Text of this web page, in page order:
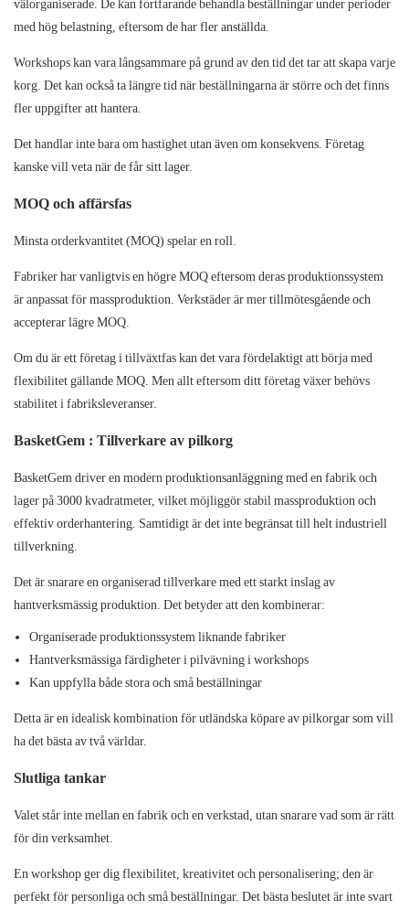
välorganiserade. De kan fortfarande behandla beställningar under perioder
med hög belastning, eftersom de har fler anställda.
Workshopskan vara långsammare på grund av den tid det tar att skapa varje
korg. Det kan också ta längre tid när beställningarna är större och det finns
fler uppgifter att hantera.
Det handlar inte bara om hastighet utan även om konsekvens. Företag
kanske vill veta när de får sitt lager.
MOQ och affärsfas
Minsta orderkvantitet (MOQ) spelar en roll.
Fabrikerhar vanligtvis en högre MOQ eftersom deras produktionssystem
är anpassat för massproduktion. Verkstäderär mer tillmötesgående och
accepterar lägre MOQ.
Om du är ett företag i tillväxtfas kan det vara fördelaktigt att börja med
flexibilitet gällande MOQ. Men allt eftersom ditt företag växer behövs
stabilitet i fabriksleveranser.
BasketGem : Tillverkare av pilkorg
BasketGem driver en modern produktionsanläggning med en fabrik och
lager på 3000 kvadratmeter, vilket möjliggör stabil massproduktion och
effektiv orderhantering. Samtidigt är det inte begränsat till helt industriell
tillverkning.
Det är snarare en organiserad tillverkare med ett starkt inslag av
hantverksmässig produktion. Det betyder att den kombinerar:
Organiserade produktionssystem liknande fabriker
Hantverksmässiga färdigheter i pilvävning i workshops
Kan uppfylla både stora och små beställningar
Detta är en idealisk kombination för utländska köpare av pilkorgar som vill
ha det bästa av två världar.
Slutliga tankar
Valet står inte mellan en fabrik och en verkstad, utan snarare vad som är rätt
för din verksamhet.
En workshop ger dig flexibilitet, kreativitet och personalisering; den är
perfekt för personliga och små beställningar. Det bästa beslutet är inte svart